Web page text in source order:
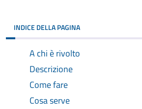
INDICE DELLA PAGINA
A chi è rivolto
Descrizione
Come fare
Cosa serve